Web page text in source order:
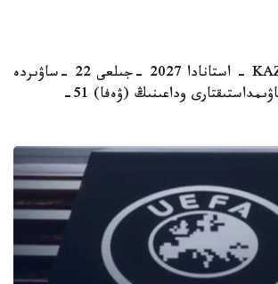
استانا. KAZINFORM - استانادا 2027 -جىلعى 22 -ساۋىردە
ەۋروپالىق فۋتبول قاۋىمداستىقتارى وداعىنىڭ (ۋەفا) 51-